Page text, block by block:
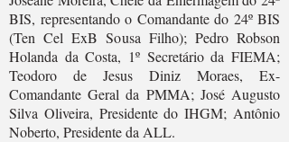
BIS, representando o Comandante do 24º BIS
(Ten Cel ExB Sousa Filho); Pedro Robson
Holanda da Costa, 1º Secretário da FIEMA;
Teodoro de Jesus Diniz Moraes, Ex-
Comandante Geral da PMMA; José Augusto
Silva Oliveira, Presidente do IHGM; Antônio
Noberto, Presidente da ALL.